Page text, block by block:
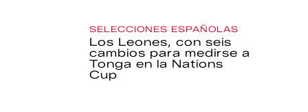
SELECCIONES ESPAÑOLAS
Los Leones, con seis
cambios para medirse a
Tonga en la Nations
Cup